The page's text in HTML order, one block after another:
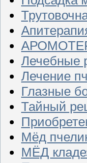
Лечебные
Лечение
Глазные
Тайный
Мёд
МЁД